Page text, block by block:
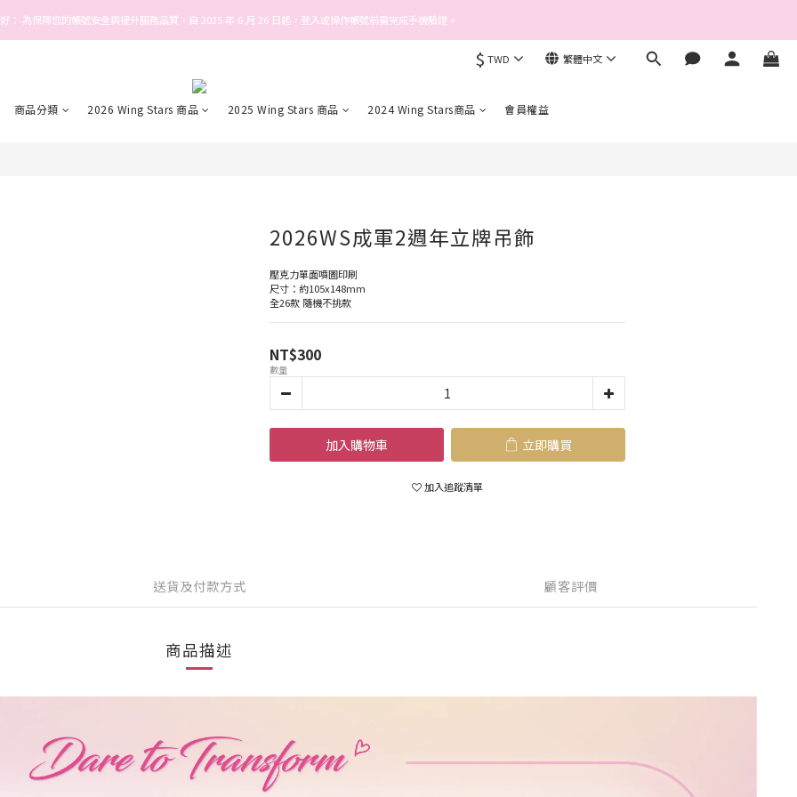
Welcome! Stars house
： 為保障您的帳號安全與提升服務品質，自 2025 年 6 月 26 日起，登入或操作帳號前需完成手機驗證。
$ TWD 繁體中文
商品分類 2026 Wing Stars 商品 2025 Wing Stars 商品 2024 Wing Stars商品 會員權益
2026WS成軍2週年立牌吊飾
壓克力單面噴圖印刷
尺寸：約105x148mm
全26款 隨機不挑款
NT$300
數量
加入購物車 立即購買
加入追蹤清單
送貨及付款方式 顧客評價
商品描述
立即購買